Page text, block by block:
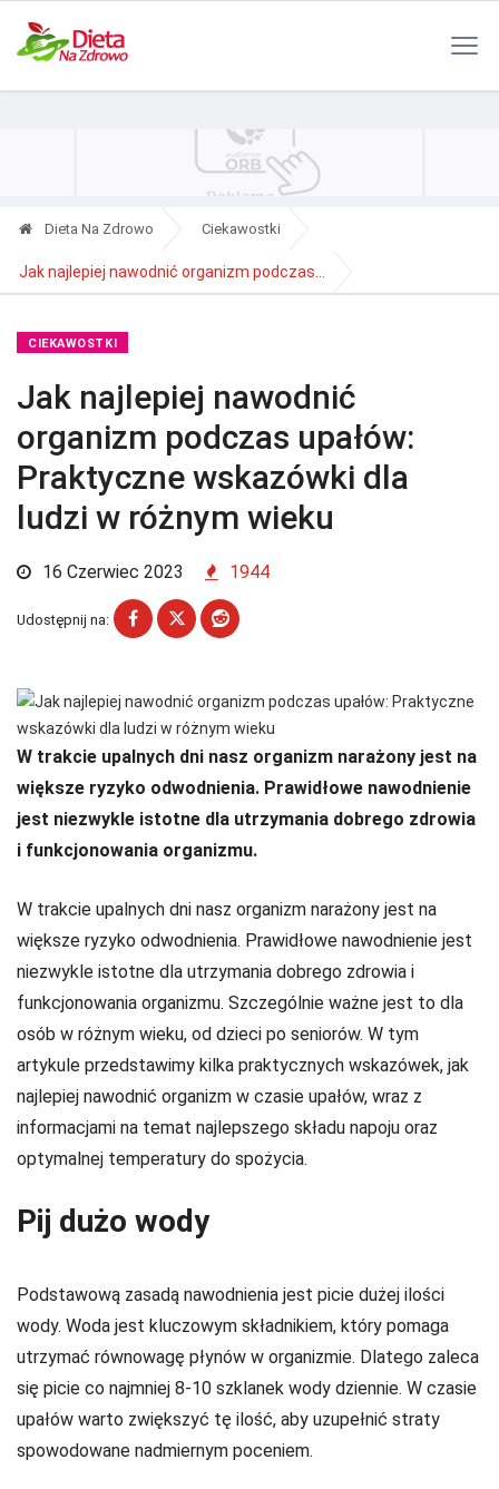
Dieta Na Zdrowo Ciekawostki
Jak najlepiej nawodnić organizm podczas...
CIEKAWOSTKI
Jak najlepiej nawodnić
organizm podczas upałów:
Praktyczne wskazówki dla
ludzi w różnym wieku
16 Czerwiec 2023 1944
Udostępnij na:
W trakcie upalnych dni nasz organizm narażony jest na
większe ryzyko odwodnienia. Prawidłowe nawodnienie
jest niezwykle istotne dla utrzymania dobrego zdrowia
i funkcjonowania organizmu.
W trakcie upalnych dni nasz organizm narażony jest na
większe ryzyko odwodnienia. Prawidłowe nawodnienie jest
niezwykle istotne dla utrzymania dobrego zdrowia i
funkcjonowania organizmu. Szczególnie ważne jest to dla
osób w różnym wieku, od dzieci po seniorów. W tym
artykule przedstawimy kilka praktycznych wskazówek, jak
najlepiej nawodnić organizm w czasie upałów, wraz z
informacjami na temat najlepszego składu napoju oraz
optymalnej temperatury do spożycia.
Pij dużo wody
Podstawową zasadą nawodnienia jest picie dużej ilości
wody. Woda jest kluczowym składnikiem, który pomaga
utrzymać równowagę płynów w organizmie. Dlatego zaleca
się picie co najmniej 8-10 szklanek wody dziennie. W czasie
upałów warto zwiększyć tę ilość, aby uzupełnić straty
spowodowane nadmiernym poceniem.